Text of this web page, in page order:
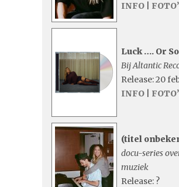
INFO
Luck …. Or
Bij Altantic
Release: 20
INFO
(titel
docu-series
muziek
Release: ?